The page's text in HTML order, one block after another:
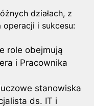
działach, z
i sukcesu:
role obejmują
i Pracownika
stanowiska
ds. IT i